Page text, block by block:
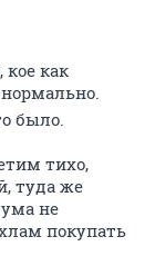
как
было.
тихо,
туда же
не
покупать